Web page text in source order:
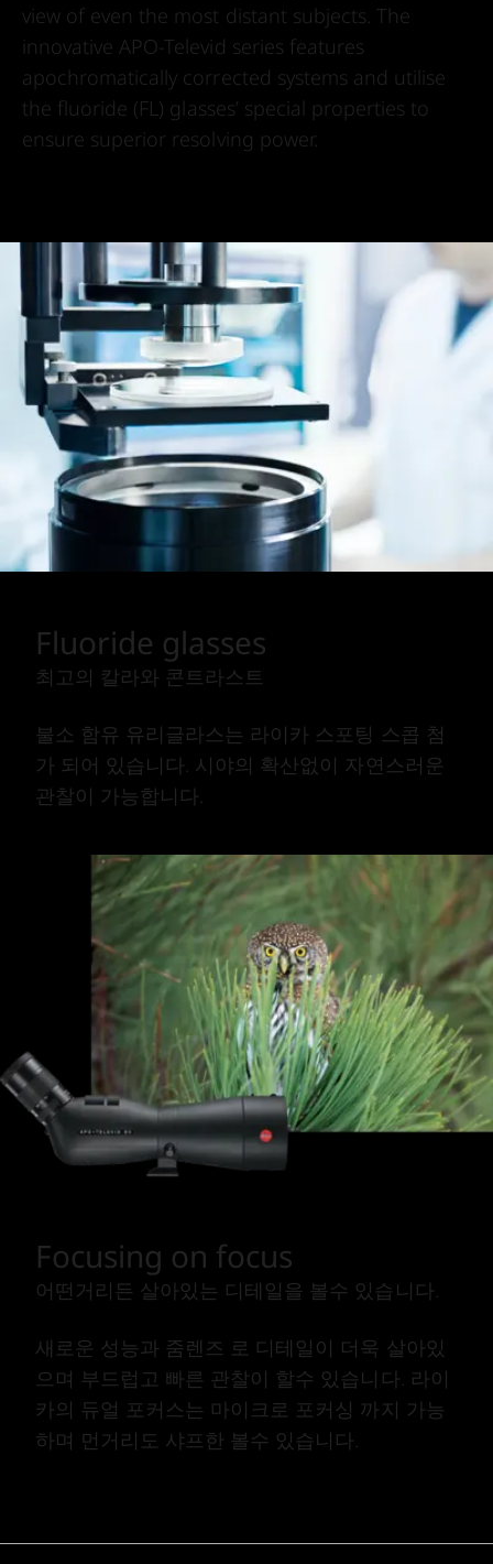
view of even the most distant subjects. The
innovative APO-Televid series features
apochromatically corrected systems and utilise
the fluoride (FL) glasses’ special properties to
ensure superior resolving power.
Fluoride glasses
최고의 칼라와 콘트라스트
불소 함유 유리글라스는 라이카 스포팅 스콥 첨
가 되어 있습니다. 시야의 확산없이 자연스러운
관찰이 가능합니다.
Focusing on focus
어떤거리든 살아있는 디테일을 볼수 있습니다.
새로운 성능과 줌렌즈 로 디테일이 더욱 살아있
으며 부드럽고 빠른 관찰이 할수 있습니다. 라이
카의 듀얼 포커스는 마이크로 포커싱 까지 가능
하며 먼거리도 샤프한 볼수 있습니다.